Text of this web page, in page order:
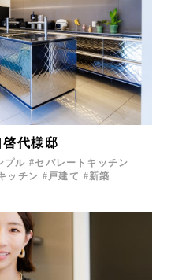
代様邸
プル
セパレートキッチン
ッチン 戸建て 新築